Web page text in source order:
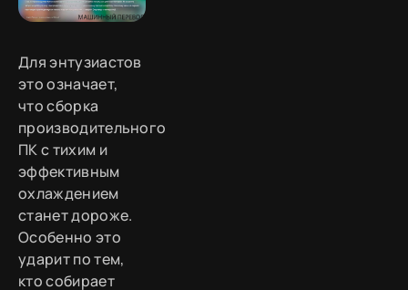
Для энтузиастов
это означает,
что сборка
производительного
ПК с тихим и
эффективным
охлаждением
станет дороже.
Особенно это
ударит по тем,
кто собирает